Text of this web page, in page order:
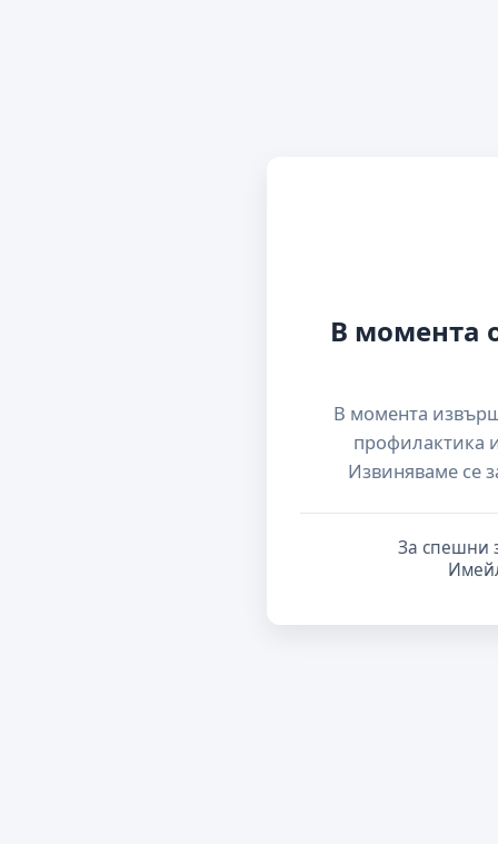
В момента
В момента
профилактика
Извиняваме се
За спешни